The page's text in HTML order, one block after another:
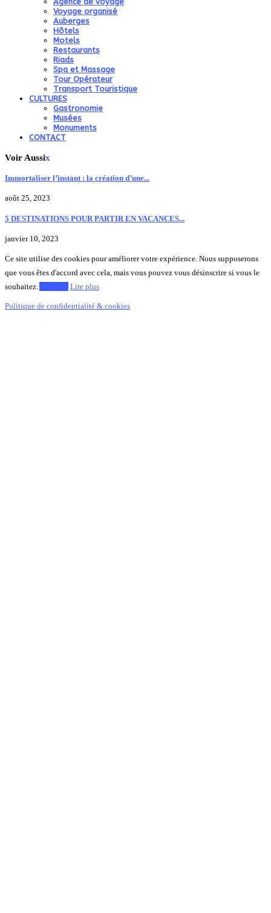
Voyage organisé
Auberges
Hôtels
Motels
Restaurants
Riads
Spa et Massage
Tour Opérateur
Transport Touristique
CULTURES
Gastronomie
Musées
Monuments
CONTACT
Voir Aussix
Immortaliser l’instant : la création d’une...
août 25, 2023
5 DESTINATIONS POUR PARTIR EN VACANCES...
janvier 10, 2023
Ce site utilise des cookies pour améliorer votre expérience. Nous supposerons
que vous êtes d'accord avec cela, mais vous pouvez vous désinscrire si vous le
souhaitez.
Lire plus
Politique de confidentialité & cookies